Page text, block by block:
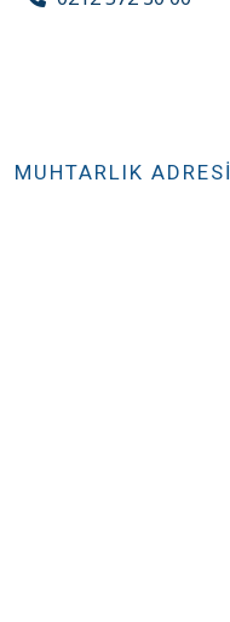
MUHTARLIK ADRESİ